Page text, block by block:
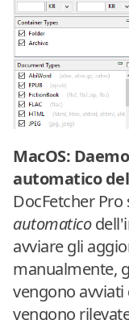
MacOS:
automatico
DocFetcher
automatico
avviare gli
manualmente,
vengono
vengono